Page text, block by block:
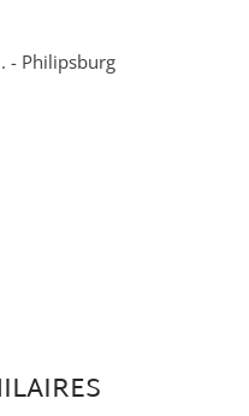
- Philipsburg